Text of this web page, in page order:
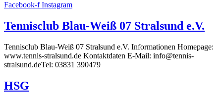
Facebook-f Instagram
Tennisclub Blau-Weiß 07 Stralsund e.V.
Tennisclub Blau-Weiß 07 Stralsund e.V. Informationen Homepage:
www.tennis-stralsund.de Kontaktdaten E-Mail: info@tennis-
stralsund.deTel: 03831 390479
HSG